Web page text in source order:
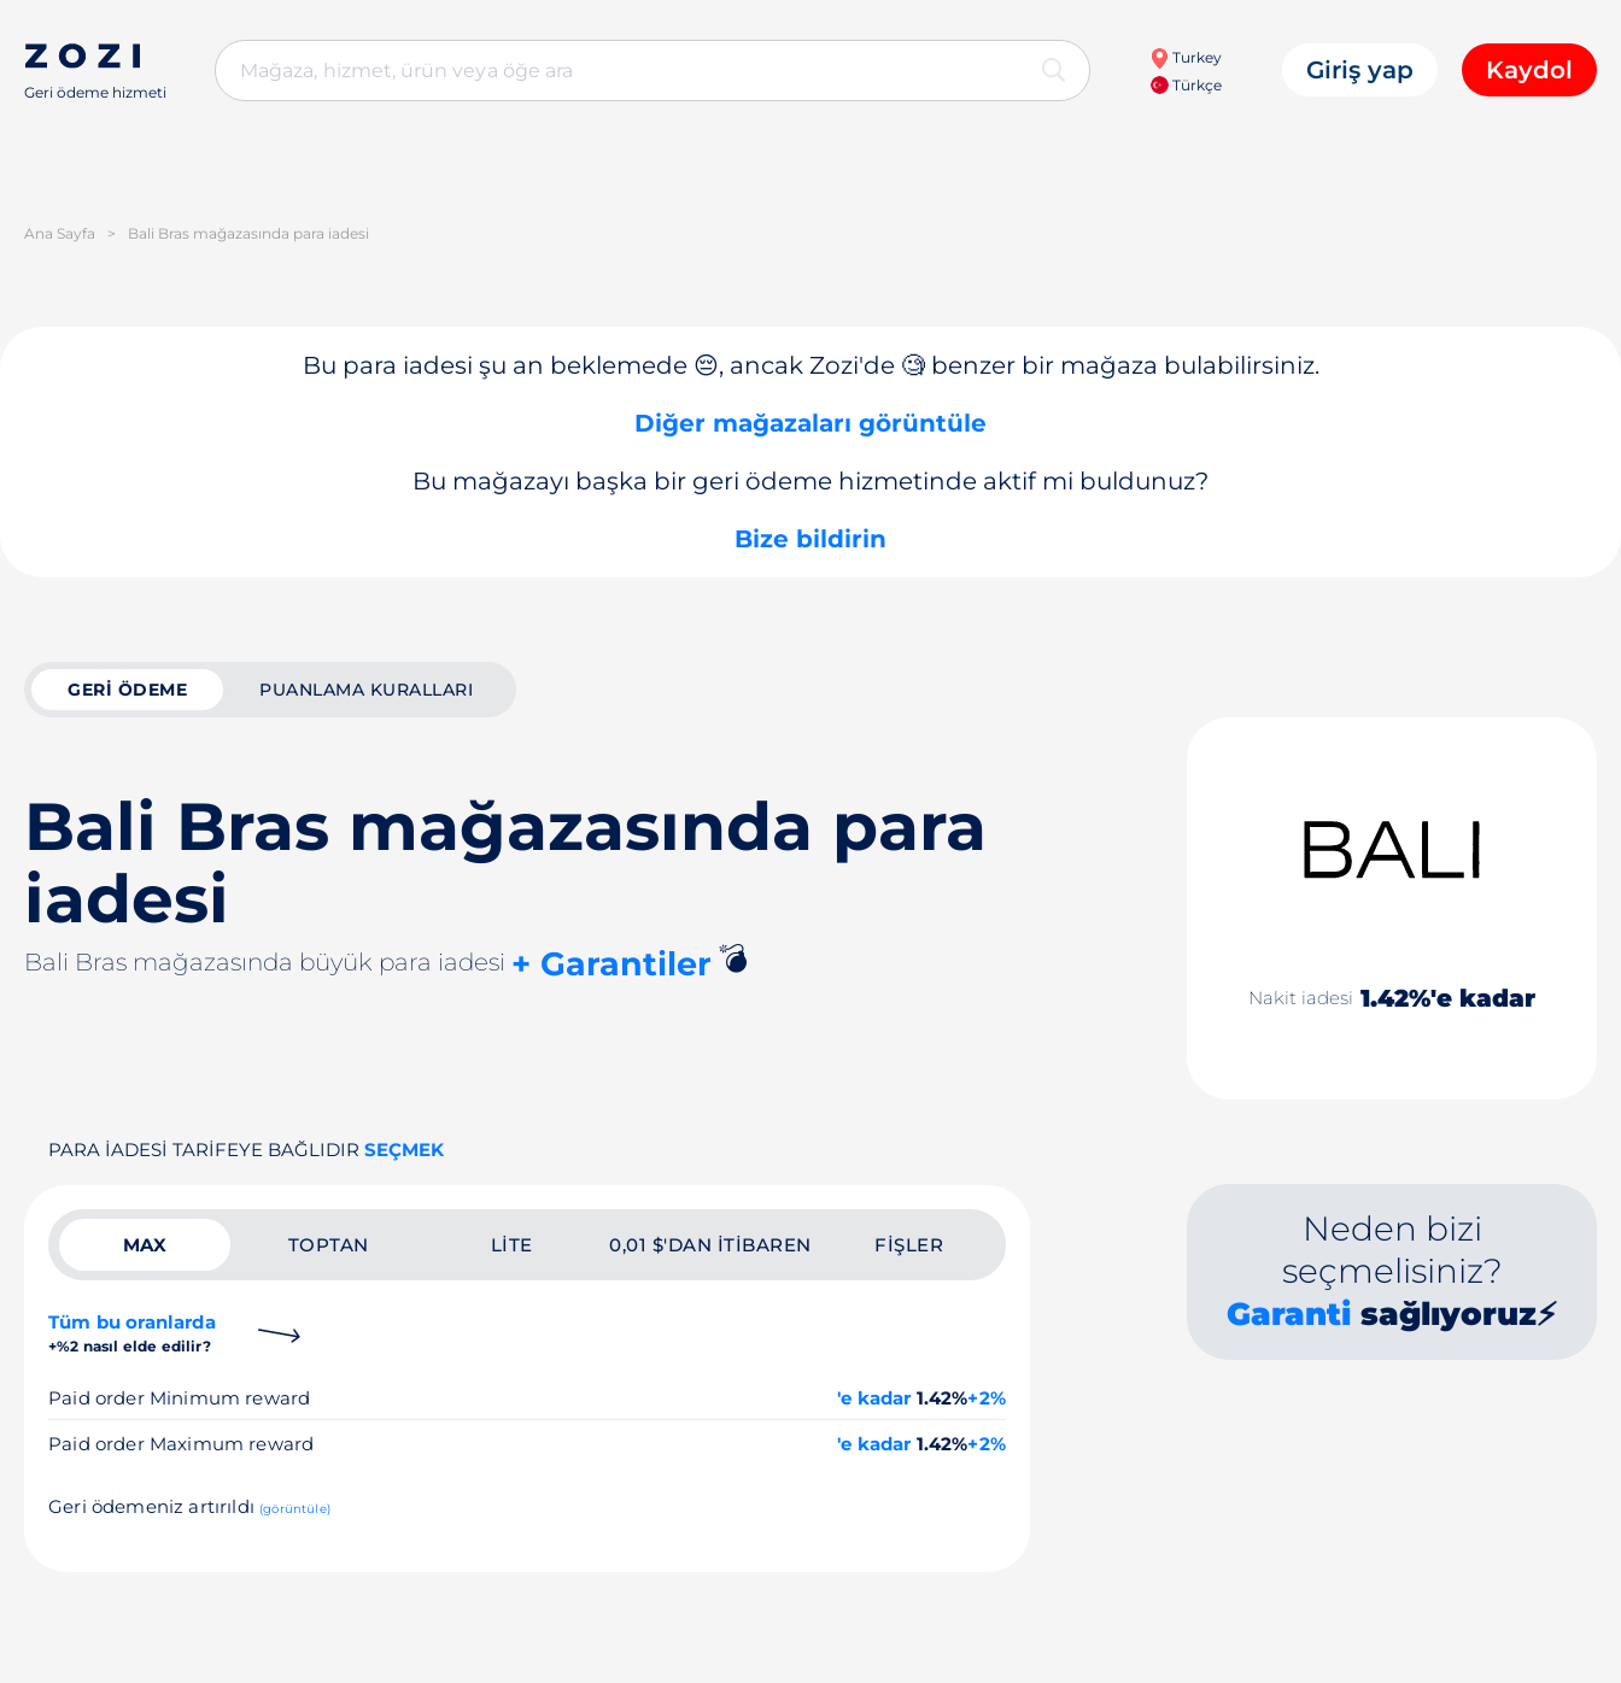
Geri ödeme hizmeti
Turkey
Türkçe
Giriş yap Kaydol
Ana Sayfa > Bali Bras mağazasında para iadesi
Bu para iadesi şu an beklemede 😔, ancak Zozi'de 🧐 benzer bir mağaza bulabilirsiniz.
Diğer mağazaları görüntüle
Bu mağazayı başka bir geri ödeme hizmetinde aktif mi buldunuz?
Bize bildirin
GERI ÖDEME PUANLAMA KURALLARI
Bali Bras mağazasında para
iadesi
Bali Bras mağazasında büyük para iadesi + Garantiler 💣
Nakit iadesi 1.42%'e kadar
PARA IADESI TARIFEYE BAĞLIDIR SEÇMEK
MAX TOPTAN LITE 0,01 $'DAN ITIBAREN FIŞLER
Tüm bu oranlarda
+%2 nasıl elde edilir?
Paid order Minimum reward 'e kadar1.42%+2%
Paid order Maximum reward
'e kadar1.42%+2%
Geri ödemeniz artırıldı (görüntüle)
Neden bizi
seçmelisiniz?
Garanti sağlıyoruz⚡